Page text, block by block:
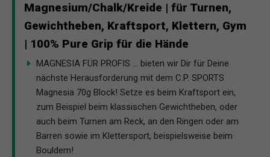
Magnesium/Chalk/Kreide | für Turnen,
Gewichtheben, Kraftsport, Klettern, Gym
| 100% Pure Grip für die Hände
MAGNESIA FÜR PROFIS ... bieten wir Dir für Deine
nächste Herausforderung mit dem C.P. SPORTS
Magnesia 70g Block! Setze es beim Kraftsport ein,
zum Beispiel beim klassischen Gewichtheben, oder
auch beim Turnen am Reck, an den Ringen oder am
Barren sowie im Klettersport, beispielsweise beim
Bouldern!